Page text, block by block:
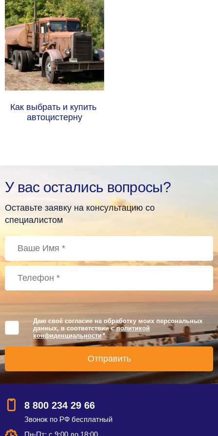
Как выбрать и купить
автоцистерну
У вас остались вопросы?
Оставьте заявку на консультацию со
специалистом
Даю своё согласие на обработку моих персональных
данных, в соответствии сполитикой
конфиденциальности *
8 800 234 29 66
Звонок по РФ бесплатный
Пн-Пт: с 9:00 до 18:00